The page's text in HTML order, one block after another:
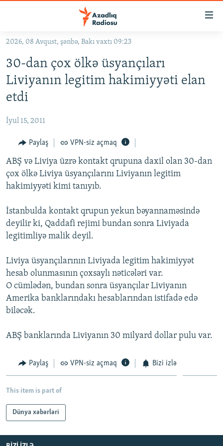
Əsas
qayıt
Əsas
naviqasiyaya
qayıt
Axtarışa
keç
KORRUPSIOMETR
FƏRQƏ BAX
QANUNI DOĞRU
ARAŞDIRMA
MULTIMEDIA
FOTOQALEREYA
İNFOQRAFIKA
OXU ZALI
AZƏRBAYCAN ƏDƏBIYYATI KITABXANASI
İZ - MƏDƏNIYYƏT PROQRAMI
HAQQIMIZDA
MISSIYAMIZ
MATERIALLARIMIZDAN ISTIFADƏ
AZADLIQRADIOSU MOBIL TELEFONUNUZDA
BIZI IZLƏ
RFE/RL-in bütün saytları
2026, 08 Avqust, şənbə, Bakı vaxtı 09:23
30-dan çox ölkə üsyançıları
Liviyanın legitim hakimiyyəti elan
etdi
İyul 15, 2011
Paylaş VPN-siz açmaq
ABŞ və Liviya üzrə kontakt qrupuna daxil olan 30-dan
çox ölkə Liviya üsyançılarını Liviyanın legitim
hakimiyyəti kimi tanıyıb.
İstanbulda kontakt qrupun yekun bəyannaməsində
deyilir ki, Qaddafi rejimi bundan sonra Liviyada
legitimliyə malik deyil.
Liviya üsyançılarının Liviyada legitim hakimiyyət
hesab olunmasının çoxsaylı nəticələri var.
O cümlədən, bundan sonra üsyançılar Liviyanın
Amerika banklarındakı hesablarından istifadə edə
biləcək.
ABŞ banklarında Liviyanın 30 milyard dollar pulu var.
Paylaş VPN-siz açmaq Bizi izlə
This item is part of
Dünya xəbərləri